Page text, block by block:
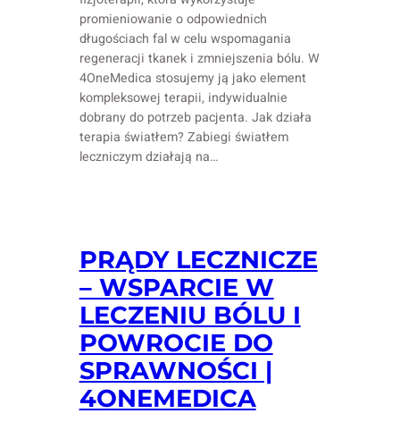
promieniowanie o odpowiednich
długościach fal w celu wspomagania
regeneracji tkanek i zmniejszenia bólu. W
4OneMedica stosujemy ją jako element
kompleksowej terapii, indywidualnie
dobrany do potrzeb pacjenta. Jak działa
terapia światłem? Zabiegi światłem
leczniczym działają na…
PRĄDY LECZNICZE
– WSPARCIE W
LECZENIU BÓLU I
POWROCIE DO
SPRAWNOŚCI |
4ONEMEDICA